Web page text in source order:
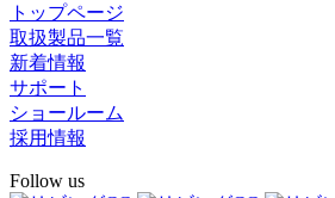
トップページ
取扱製品一覧
新着情報
サポート
ショールーム
採用情報
Follow us